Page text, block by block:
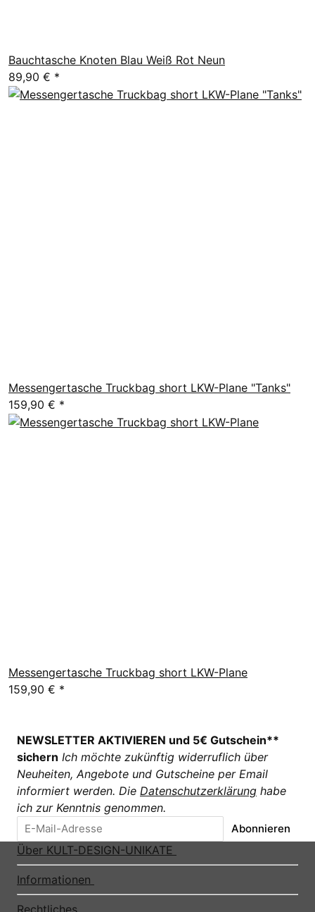
Bauchtasche Knoten Blau Weiß Rot Neun
89,90 € *
Messengertasche Truckbag short LKW-Plane "Tanks"
159,90 € *
Messengertasche Truckbag short LKW-Plane
159,90 € *
NEWSLETTER AKTIVIEREN und 5€ Gutschein**
sichern Ich möchte zukünftig widerruflich über
Neuheiten, Angebote und Gutscheine per Email
informiert werden. Die Datenschutzerklärung habe
ich zur Kenntnis genommen.
Abonnieren
Über KULT-DESIGN-UNIKATE
Informationen